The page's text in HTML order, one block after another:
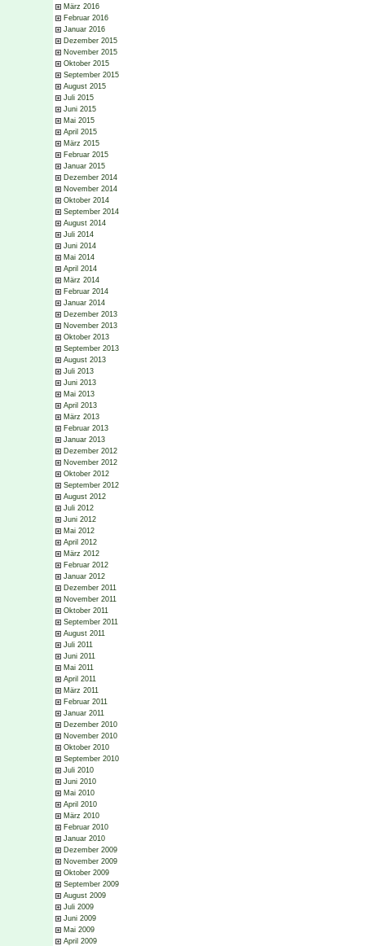
März 2016
Februar 2016
Januar 2016
Dezember 2015
November 2015
Oktober 2015
September 2015
August 2015
Juli 2015
Juni 2015
Mai 2015
April 2015
März 2015
Februar 2015
Januar 2015
Dezember 2014
November 2014
Oktober 2014
September 2014
August 2014
Juli 2014
Juni 2014
Mai 2014
April 2014
März 2014
Februar 2014
Januar 2014
Dezember 2013
November 2013
Oktober 2013
September 2013
August 2013
Juli 2013
Juni 2013
Mai 2013
April 2013
März 2013
Februar 2013
Januar 2013
Dezember 2012
November 2012
Oktober 2012
September 2012
August 2012
Juli 2012
Juni 2012
Mai 2012
April 2012
März 2012
Februar 2012
Januar 2012
Dezember 2011
November 2011
Oktober 2011
September 2011
August 2011
Juli 2011
Juni 2011
Mai 2011
April 2011
März 2011
Februar 2011
Januar 2011
Dezember 2010
November 2010
Oktober 2010
September 2010
Juli 2010
Juni 2010
Mai 2010
April 2010
März 2010
Februar 2010
Januar 2010
Dezember 2009
November 2009
Oktober 2009
September 2009
August 2009
Juli 2009
Juni 2009
Mai 2009
April 2009